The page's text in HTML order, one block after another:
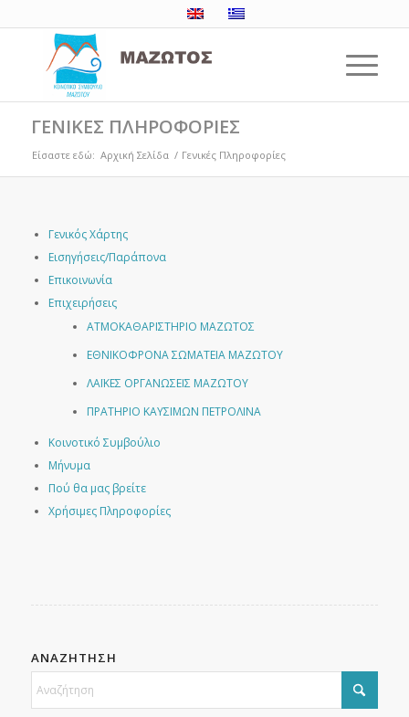
ΓΕΝΙΚΕΣ ΠΛΗΡΟΦΟΡΙΕΣ
Είσαστε εδώ: Αρχική Σελίδα / Γενικές Πληροφορίες
Γενικός Χάρτης
Εισηγήσεις/Παράπονα
Επικοινωνία
Επιχειρήσεις
ΑΤΜΟΚΑΘΑΡΙΣΤΗΡΙΟ ΜΑΖΩΤΟΣ
ΕΘΝΙΚΟΦΡΟΝΑ ΣΩΜΑΤΕΙΑ ΜΑΖΩΤΟΥ
ΛΑΪΚΕΣ ΟΡΓΑΝΩΣΕΙΣ ΜΑΖΩΤΟΥ
ΠΡΑΤΗΡΙΟ ΚΑΥΣΙΜΩΝ ΠΕΤΡΟΛΙΝΑ
Κοινοτικό Συμβούλιο
Μήνυμα
Πού θα μας βρείτε
Χρήσιμες Πληροφορίες
ΑΝΑΖΗΤΗΣΗ